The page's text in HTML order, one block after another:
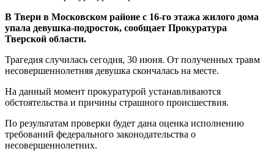
В Твери в Московском районе с 16-го этажа жилого дома
упала девушка-подросток, сообщает Прокуратура
Тверской области.
Трагедия случилась сегодня, 30 июня. От полученных травм
несовершеннолетняя девушка скончалась на месте.
На данный момент прокуратурой устанавливаются
обстоятельства и причины страшного происшествия.
По результатам проверки будет дана оценка исполнению
требований федерального законодательства о
несовершеннолетних.